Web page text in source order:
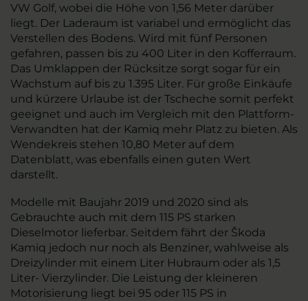
VW Golf, wobei die Höhe von 1,56 Meter darüber
liegt. Der Laderaum ist variabel und ermöglicht das
Verstellen des Bodens. Wird mit fünf Personen
gefahren, passen bis zu 400 Liter in den Kofferraum.
Das Umklappen der Rücksitze sorgt sogar für ein
Wachstum auf bis zu 1.395 Liter. Für große Einkäufe
und kürzere Urlaube ist der Tscheche somit perfekt
geeignet und auch im Vergleich mit den Plattform-
Verwandten hat der Kamiq mehr Platz zu bieten. Als
Wendekreis stehen 10,80 Meter auf dem
Datenblatt, was ebenfalls einen guten Wert
darstellt.
Modelle mit Baujahr 2019 und 2020 sind als
Gebrauchte auch mit dem 115 PS starken
Dieselmotor lieferbar. Seitdem fährt der Škoda
Kamiq jedoch nur noch als Benziner, wahlweise als
Dreizylinder mit einem Liter Hubraum oder als 1,5
Liter- Vierzylinder. Die Leistung der kleineren
Motorisierung liegt bei 95 oder 115 PS in